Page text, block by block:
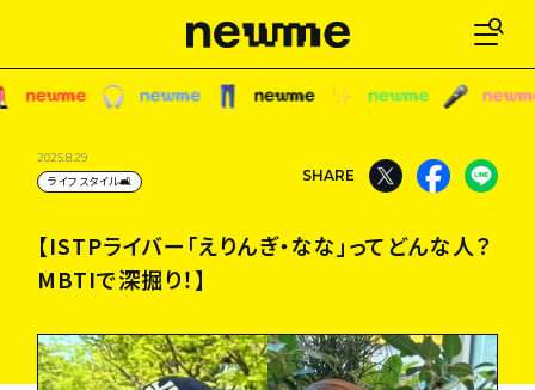
【ISTPライバー「えりんぎ・なな」ってどんな人？
MBTIで深掘り！】
2025.8.29
ライフスタイル🛋 SHARE
【ISTPライバー「えりんぎ・なな」ってどんな人？
MBTIで深掘り！】